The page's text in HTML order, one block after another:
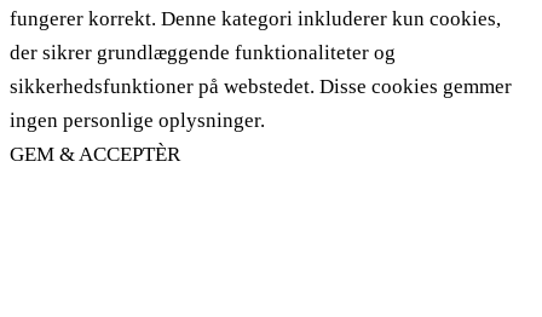
fungerer korrekt. Denne kategori inkluderer kun cookies,
der sikrer grundlæggende funktionaliteter og
sikkerhedsfunktioner på webstedet. Disse cookies gemmer
ingen personlige oplysninger.
GEM & ACCEPTÈR